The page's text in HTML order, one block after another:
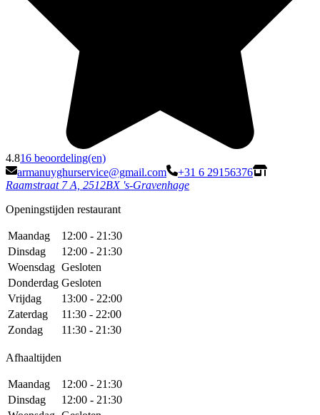
4.816 beoordeling(en)
armanuyghurservice@gmail.com
+31 6 29156376
Raamstraat 7 A, 2512BX 's-Gravenhage
Openingstijden restaurant
Maandag
12:00 - 21:30
Dinsdag
12:00 - 21:30
Woensdag Gesloten
Donderdag Gesloten
Vrijdag
13:00 - 22:00
Zaterdag
11:30 - 22:00
Zondag
11:30 - 21:30
Afhaaltijden
Maandag
12:00 - 21:30
Dinsdag
12:00 - 21:30